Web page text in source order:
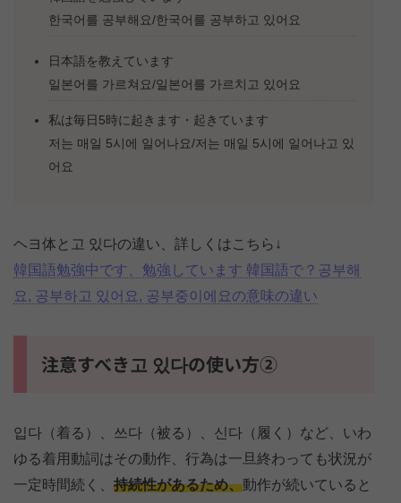
한국어를 공부해요/한국어를 공부하고 있어요
日本語を教えています
일본어를 가르쳐요/일본어를 가르치고 있어요
私は毎日5時に起きます・起きています
저는 매일 5시에 일어나요/저는 매일 5시에 일어나고 있
어요
ヘヨ体と고 있다の違い、詳しくはこちら↓
韓国語勉強中です、勉強しています 韓国語で？공부해
요, 공부하고 있어요, 공부중이에요の意味の違い
注意すべき고 있다の使い方②
입다（着る）、쓰다（被る）、신다（履く）など、いわ
ゆる着用動詞はその動作、行為は一旦終わっても状況が
一定時間続く、 持続性があるため、動作が続いていると